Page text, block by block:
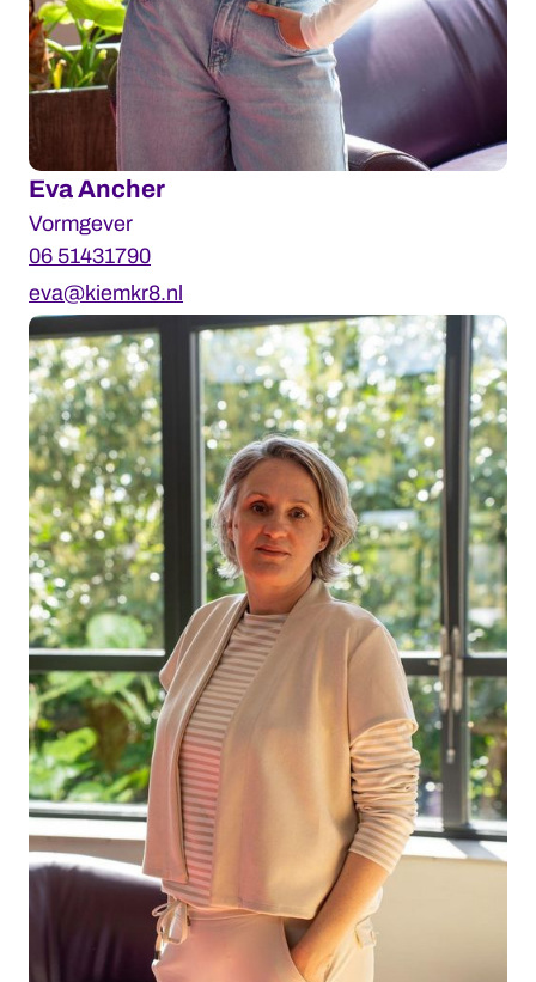
Eva Ancher
Vormgever
06 51431790
eva@kiemkr8.nl